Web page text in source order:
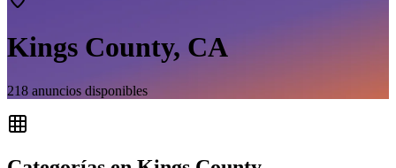
Kings County, CA
218 anuncios disponibles